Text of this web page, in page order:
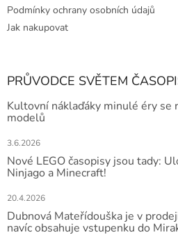
Podmínky ochrany osobních údajů
Jak nakupovat
PRŮVODCE SVĚTEM
Kultovní náklaďáky minulé éry se
modelů
3.6.2026
Nové LEGO časopisy jsou tady:
Ninjago a Minecraft!
20.4.2026
Dubnová Mateřídouška je v
navíc obsahuje vstupenku do